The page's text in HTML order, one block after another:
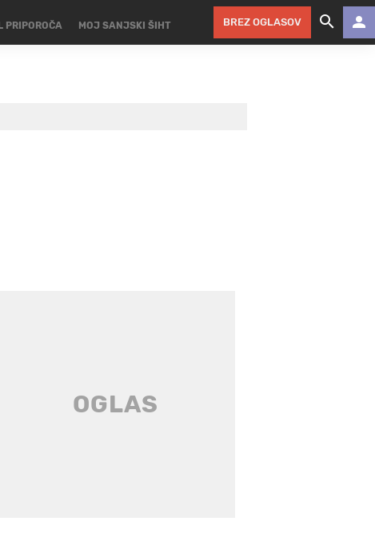
PRIPOROČA MOJ SANJSKI ŠIHT BREZ OGLASOV